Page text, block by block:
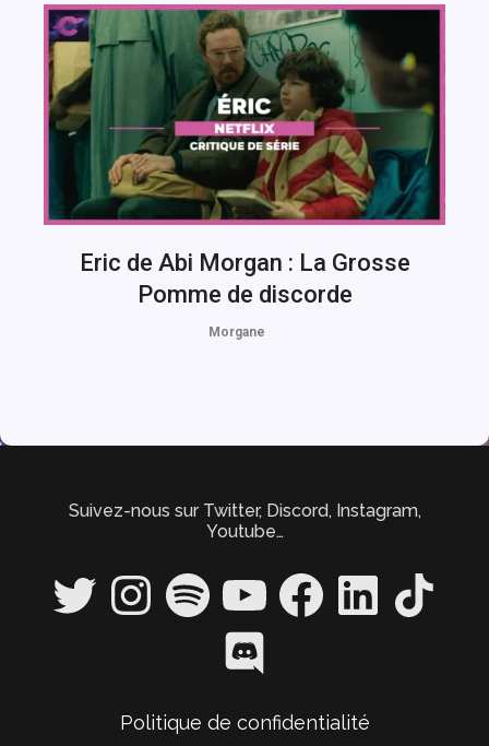
Eric de Abi Morgan : La Grosse
Pomme de discorde
Morgane
Suivez-nous sur Twitter, Discord, Instagram,
Youtube…
Twitter InstagramSpotify YouTube FacebookLinkedIn TikTok
Discord
Politique de confidentialité